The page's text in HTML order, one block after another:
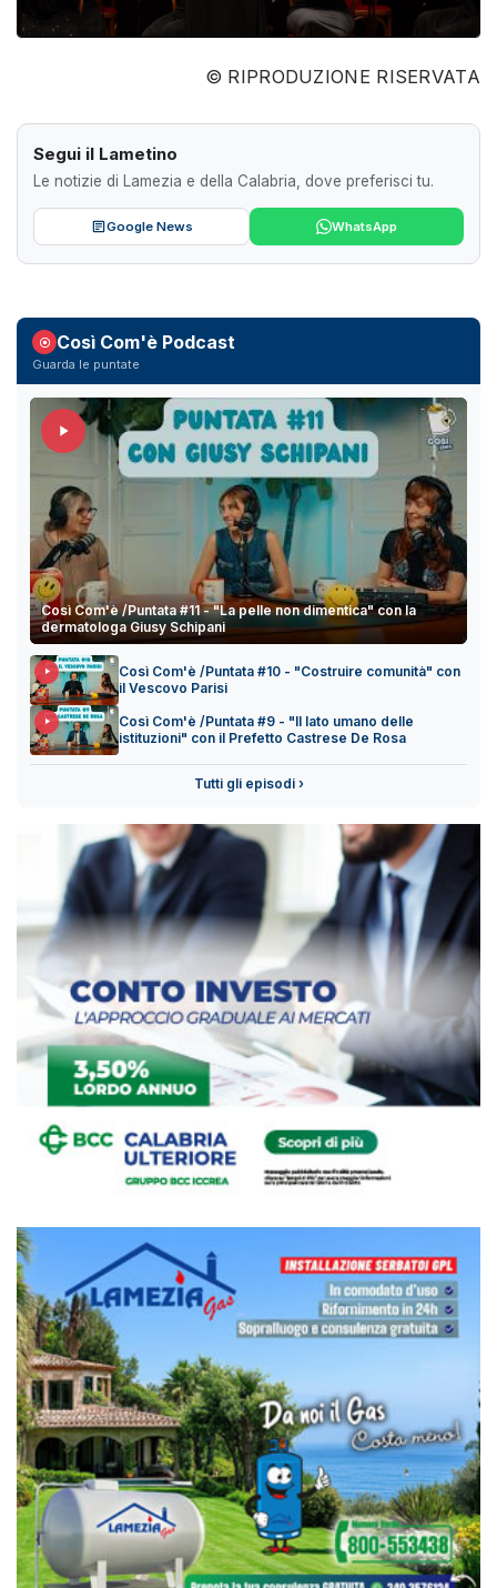
© RIPRODUZIONE RISERVATA
Segui il Lametino
Le notizie di Lamezia e della Calabria, dove preferisci tu.
Google News WhatsApp
Così Com'è Podcast
Guarda le puntate
Così Com'è /Puntata #11 - "La pelle non dimentica" con la
dermatologa Giusy Schipani
Così Com'è /Puntata #10 - "Costruire comunità" con
il Vescovo Parisi
Così Com'è /Puntata #9 - "Il lato umano delle
istituzioni" con il Prefetto Castrese De Rosa
Tutti gli episodi ›